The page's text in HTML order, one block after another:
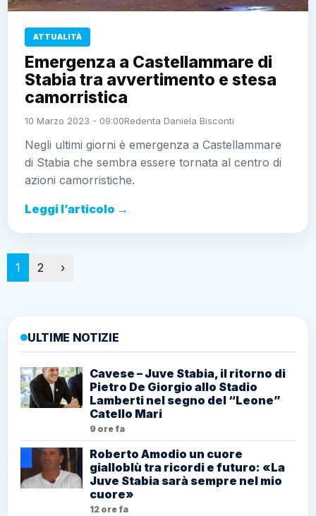
ATTUALITÀ
Emergenza a Castellammare di
Stabia tra avvertimento e stesa
camorristica
10 Marzo 2023 - 09:00Redenta Daniela Bisconti
Negli ultimi giorni è emergenza a Castellammare
di Stabia che sembra essere tornata al centro di
azioni camorristiche.
Leggi l’articolo →
Paginazione
1 2 ›
ULTIME NOTIZIE
Cavese – Juve Stabia, il ritorno di
Pietro De Giorgio allo Stadio
Lamberti nel segno del “Leone”
Catello Mari
9 ore fa
Roberto Amodio un cuore
gialloblù tra ricordi e futuro: «La
Juve Stabia sarà sempre nel mio
cuore»
12 ore fa